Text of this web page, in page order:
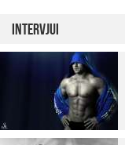
Intervjui